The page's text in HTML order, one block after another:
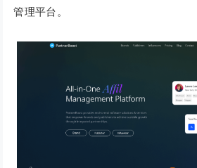
管理平台。